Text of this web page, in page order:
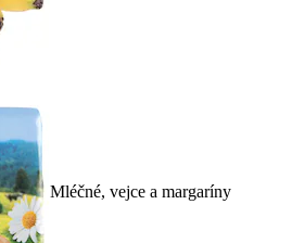
Mléčné, vejce a margaríny